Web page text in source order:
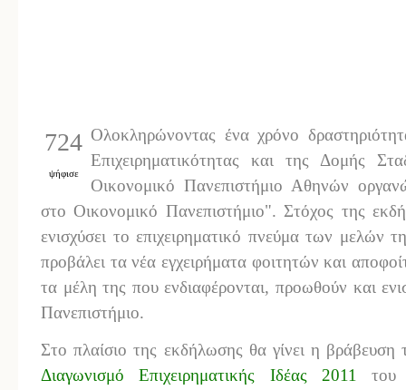
724
ψήφισε
Ολοκληρώνοντας ένα χρόνο
Επιχειρηματικότητας και της Δομής
Οικονομικό Πανεπιστήμιο Αθηνών
στο Οικονομικό Πανεπιστήμιο". Στόχος της
ενισχύσει το επιχειρηματικό πνεύμα των μελών
προβάλει τα νέα εγχειρήματα φοιτητών και
τα μέλη της που ενδιαφέρονται, προωθούν και
Πανεπιστήμιο.
Στο πλαίσιο της εκδήλωσης θα γίνει η
Διαγωνισμό Επιχειρηματικής Ιδέας 2011του